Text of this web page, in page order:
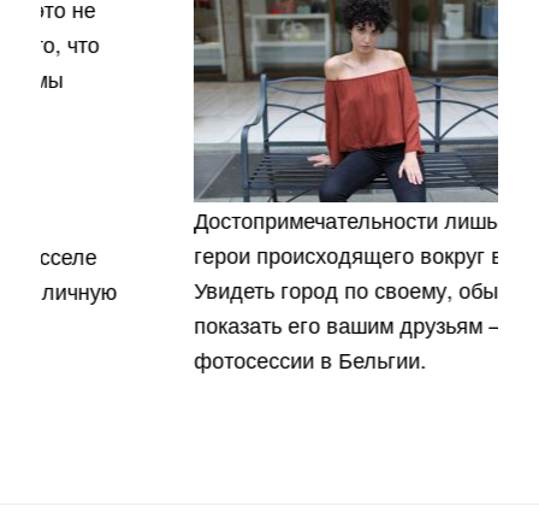
Достопримечательности лишь фон. Главные
герои происходящего вокруг вас – это вы.
Увидеть город по своему, обыграть и
показать его вашим друзьям – тема нашей
фотосессии в Бельгии.